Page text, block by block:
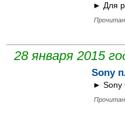
► Для
28 января 2015
Sony
► Sony